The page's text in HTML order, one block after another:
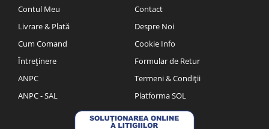
Contul Meu
Livrare & Plată
Cum Comand
Întreținere
ANPC
ANPC - SAL
Contact
Despre Noi
Cookie Info
Formular de Retur
Termeni & Condiții
Platforma SOL